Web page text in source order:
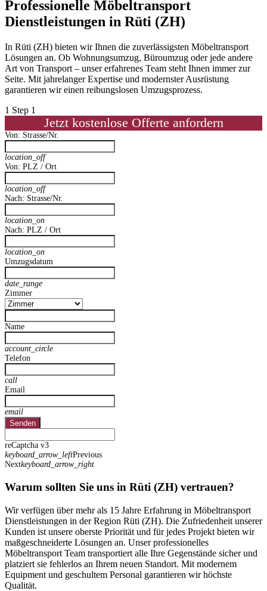
Professionelle Möbeltransport
Dienstleistungen in Rüti (ZH)
In Rüti (ZH) bieten wir Ihnen die zuverlässigsten Möbeltransport
Lösungen an. Ob Wohnungsumzug, Büroumzug oder jede andere
Art von Transport – unser erfahrenes Team steht Ihnen immer zur
Seite. Mit jahrelanger Expertise und modernster Ausrüstung
garantieren wir einen reibungslosen Umzugsprozess.
1 Step 1
Jetzt kostenlose Offerte anfordern
Von: Strasse/Nr.
location_off
Von: PLZ / Ort
location_off
Nach: Strasse/Nr.
location_on
Nach: PLZ / Ort
location_on
Umzugsdatum
date_range
Zimmer
Name
account_circle
Telefon
call
Email
email
Senden
reCaptcha v3
keyboard_arrow_leftPrevious
Nextkeyboard_arrow_right
Warum sollten Sie uns in Rüti (ZH) vertrauen?
Wir verfügen über mehr als 15 Jahre Erfahrung in Möbeltransport
Dienstleistungen in der Region Rüti (ZH). Die Zufriedenheit unserer
Kunden ist unsere oberste Priorität und für jedes Projekt bieten wir
maßgeschneiderte Lösungen an. Unser professionelles
Möbeltransport Team transportiert alle Ihre Gegenstände sicher und
platziert sie fehlerlos an Ihrem neuen Standort. Mit modernem
Equipment und geschultem Personal garantieren wir höchste
Qualität.